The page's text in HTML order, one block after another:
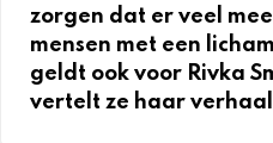
zorgen dat er veel
mensen met een
geldt ook voor Rivka
vertelt ze haar